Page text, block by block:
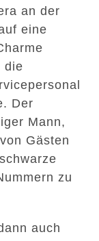
an der
eine
die
Der
Mann,
Gästen
zu
auch